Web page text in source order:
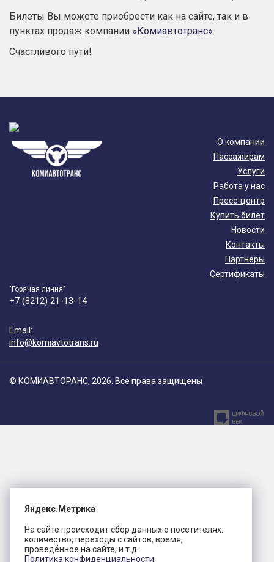
Билеты Вы можете приобрести как на сайте, так и в
пунктах продаж компании «Комиавтотранс».
Счастливого пути!
О компании
Пассажирам
Услуги
Работа у нас
Пресс-центр
Купить билет
Новости
Контакты
Партнеры
Сертификаты
"Горячая линия"
+7 (8212) 21-13-14
Email:
info@komiavtotrans.ru
© КОМИАВТОРАНС, 2026. Все права защищены
Яндекс.Метрика
На сайте происходит сбор данных о посетителях:
количество, переходы с сайтов, время,
проведённое на сайте, и т.д.
Политика конфиденциальности.